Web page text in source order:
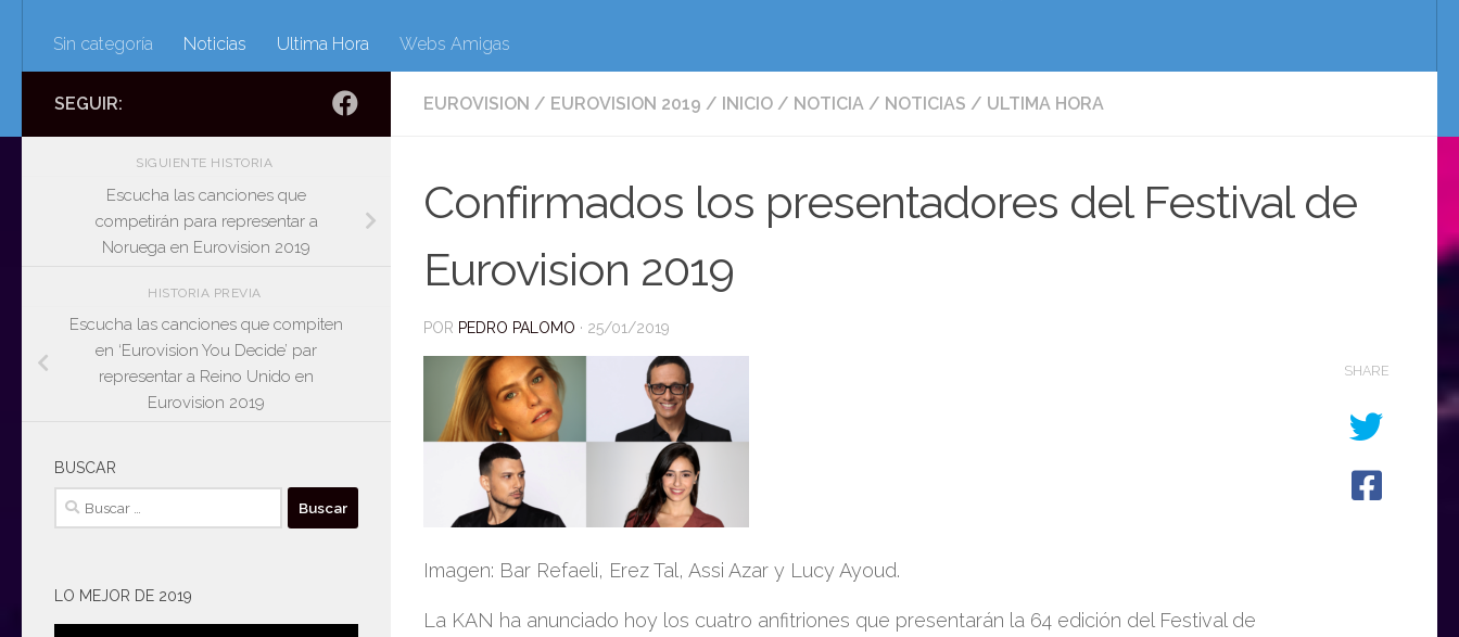
Sin categoría Noticias Ultima Hora Webs Amigas
EUROVISION / EUROVISION 2019 / INICIO / NOTICIA / NOTICIAS / ULTIMA HORA
Confirmados los presentadores del Festival de
Eurovision 2019
POR PEDRO PALOMO · 25/01/2019
Imagen: Bar Refaeli, Erez Tal, Assi Azar y Lucy Ayoud.
La ​​KAN ha anunciado hoy los cuatro anfitriones que presentarán la 64 edición del Festival de
SHARE
SEGUIR:
SIGUIENTE HISTORIA
Escucha las canciones que
competirán para representar a
Noruega en Eurovision 2019
HISTORIA PREVIA
Escucha las canciones que compiten
en ‘Eurovision You Decide’ par
representar a Reino Unido en
Eurovision 2019
BUSCAR
Buscar:
LO MEJOR DE 2019